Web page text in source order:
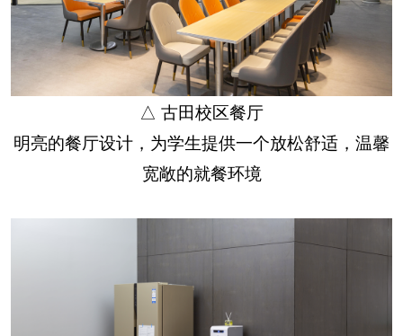
△ 古田校区餐厅
明亮的餐厅设计，为学生提供一个放松舒适，温馨
宽敞的就餐环境